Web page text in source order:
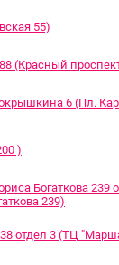
55)
(Красный
6 (Пл.
)
Богаткова 239
239)
отдел 3 (ТЦ